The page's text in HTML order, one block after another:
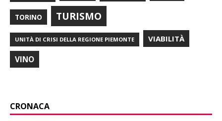
TORINO TURISMO
UNITÀ DI CRISI DELLA REGIONE PIEMONTE VIABILITÀ
VINO
CRONACA